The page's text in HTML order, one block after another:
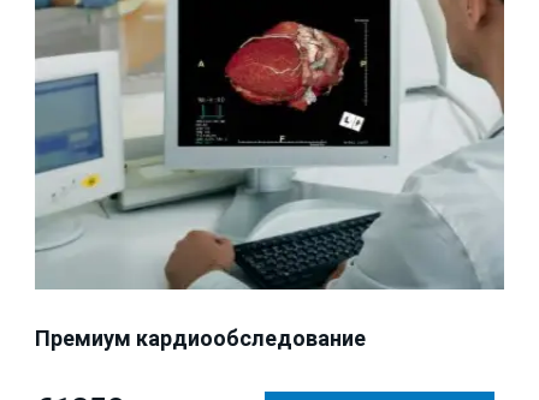
Премиум кардиообследование